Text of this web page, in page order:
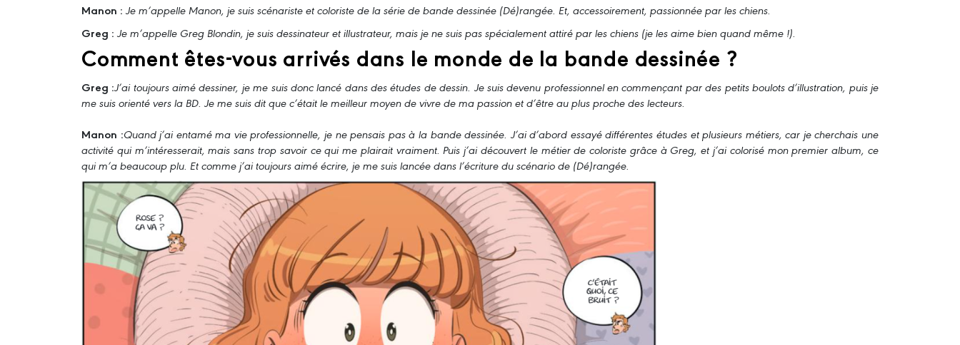
Manon : Je m’appelle Manon, je suis scénariste et coloriste de la série de bande dessinée (Dé)rangée. Et, accessoirement, passionnée par les chiens.
Greg : Je m’appelle Greg Blondin, je suis dessinateur et illustrateur, mais je ne suis pas spécialement attiré par les chiens (je les aime bien quand même !).
Comment êtes-vous arrivés dans le monde de la bande dessinée ?
Greg :J’ai toujours aimé dessiner, je me suis donc lancé dans des études de dessin. Je suis devenu professionnel en commençant par des petits boulots d’illustration, puis je
me suis orienté vers la BD. Je me suis dit que c’était le meilleur moyen de vivre de ma passion et d’être au plus proche des lecteurs.
Manon :Quand j’ai entamé ma vie professionnelle, je ne pensais pas à la bande dessinée. J’ai d’abord essayé différentes études et plusieurs métiers, car je cherchais une
activité qui m’intéresserait, mais sans trop savoir ce qui me plairait vraiment. Puis j’ai découvert le métier de coloriste grâce à Greg, et j’ai colorisé mon premier album, ce
qui m’a beaucoup plu. Et comme j’ai toujours aimé écrire, je me suis lancée dans l’écriture du scénario de (Dé)rangée.